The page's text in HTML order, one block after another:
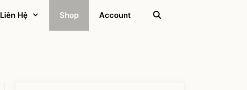
Liên Hệ Shop Account